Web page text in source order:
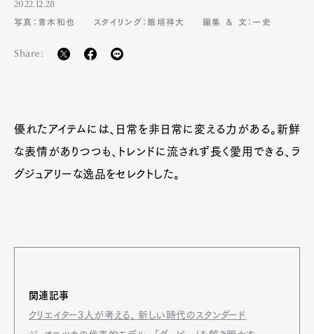
2022.12.28
写真：青木和也
スタイリング：飯垣祥大 編集 ＆ 文：一史
Share:
優れたアイテムには、日常を非日常に変える力がある。新鮮
な表情がありつつも、トレンドに流されず長く愛用できる、ラ
グジュアリーな逸品をセレクトした。
関連記事
クリエイター3人が考える、 新しい時代のスタンダード